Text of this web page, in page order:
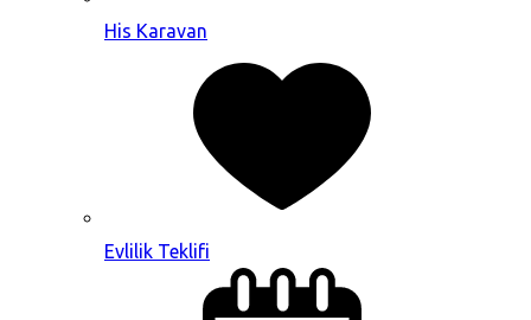
His Karavan
Evlilik Teklifi